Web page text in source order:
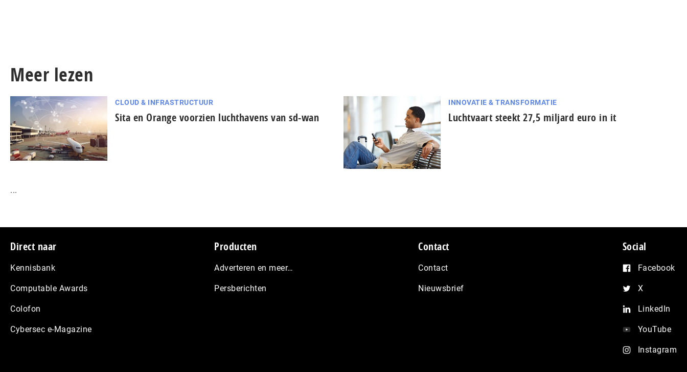
Meer lezen
CLOUD & INFRASTRUCTUUR
Sita en Orange voorzien luchthavens van sd-wan
INNOVATIE & TRANSFORMATIE
Luchtvaart steekt 27,5 miljard euro in it
...
Footer
Direct naar
Kennisbank
Computable Awards
Colofon
Cybersec e-Magazine
Producten
Adverteren en meer…
Persberichten
Contact
Contact
Nieuwsbrief
Social
Facebook
X
LinkedIn
YouTube
Instagram